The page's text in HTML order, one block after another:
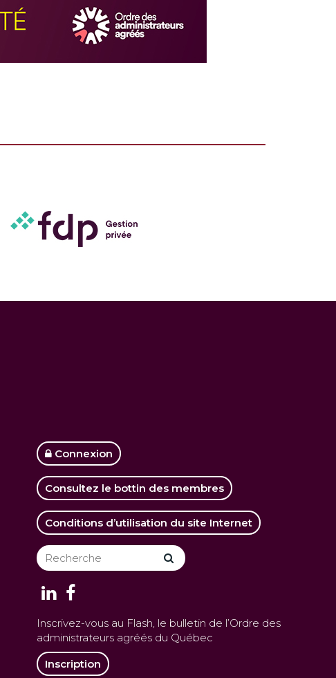
Connexion
Consultez le bottin des membres
Conditions d’utilisation du site Internet
Inscrivez-vous au Flash, le bulletin de l’Ordre des
administrateurs agréés du Québec
Inscription